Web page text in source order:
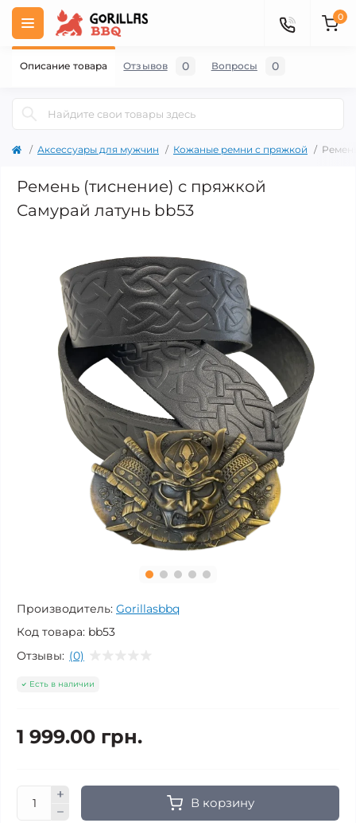
0
Аксессуары для мужчин Кожаные ремни с пряжкой
Ремень (тиснение) с пряжкой
Самурай латунь bb53
Производитель: Gorillasbbq
Код товара: bb53
Отзывы: (0)
Есть в наличии
1 999.00 грн.
В корзину
Описание товара Отзывов 0 Вопросы 0